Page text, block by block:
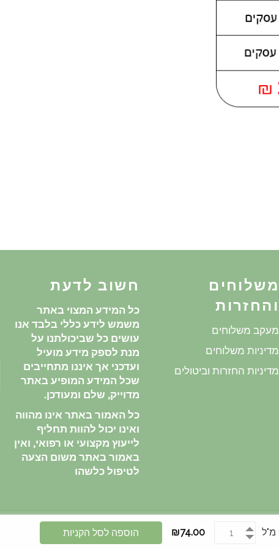
משלוחים
והחזרות
מעקב משלוחים
מדיניות משלוחים
מדיניות החזרות וביטולים
חשוב לדעת
כל המידע המצוי באתר
משמש לידע כללי בלבד אנו
עושים כל שביכולתנו על
מנת לספק מידע מועיל
ועדכני אך איננו מתחייבים
שכל המידע המופיע באתר
מדוייק, שלם ומעודכן.
כל האמור באתר אינו מהווה
ואינו יכול להוות תחליף
לייעוץ מקצועי או רפואי, ואין
באמור באתר משום הצעה
לטיפול כלשהו
תשלום
₪74.00 הוספה לסל הקניות